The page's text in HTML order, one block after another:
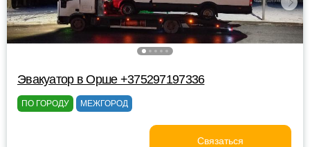
Эвакуатор в Орше +375297197336
ПО ГОРОДУ МЕЖГОРОД
Связаться